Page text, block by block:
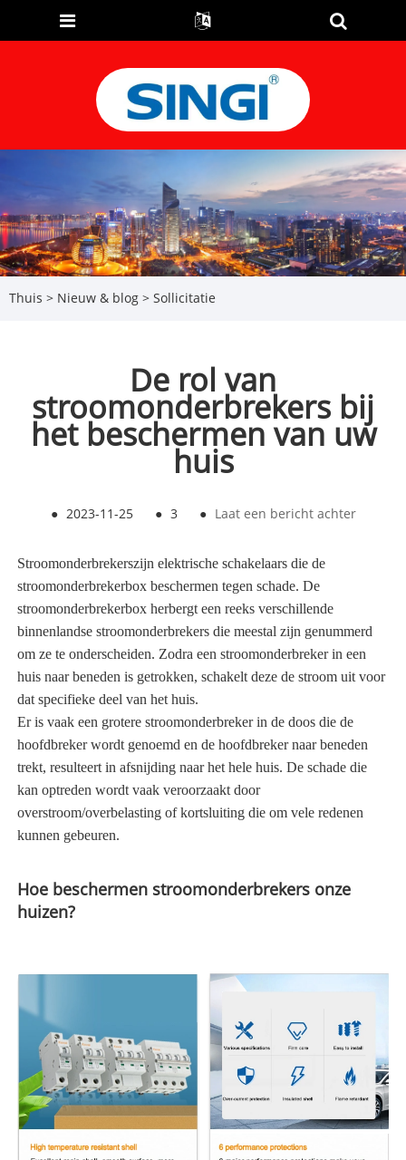
Thuis > Nieuw & blog > Sollicitatie
De rol van
stroomonderbrekers bij
het beschermen van uw
huis
● 2023-11-25 ● 3 ● Laat een bericht achter
Stroomonderbrekerszijn elektrische schakelaars die de
stroomonderbrekerbox beschermen tegen schade. De
stroomonderbrekerbox herbergt een reeks verschillende
binnenlandse stroomonderbrekers die meestal zijn genummerd
om ze te onderscheiden. Zodra een stroomonderbreker in een
huis naar beneden is getrokken, schakelt deze de stroom uit voor
dat specifieke deel van het huis.
Er is vaak een grotere stroomonderbreker in de doos die de
hoofdbreker wordt genoemd en de hoofdbreker naar beneden
trekt, resulteert in afsnijding naar het hele huis. De schade die
kan optreden wordt vaak veroorzaakt door
overstroom/overbelasting of kortsluiting die om vele redenen
kunnen gebeuren.
Hoe beschermen stroomonderbrekers onze
huizen?